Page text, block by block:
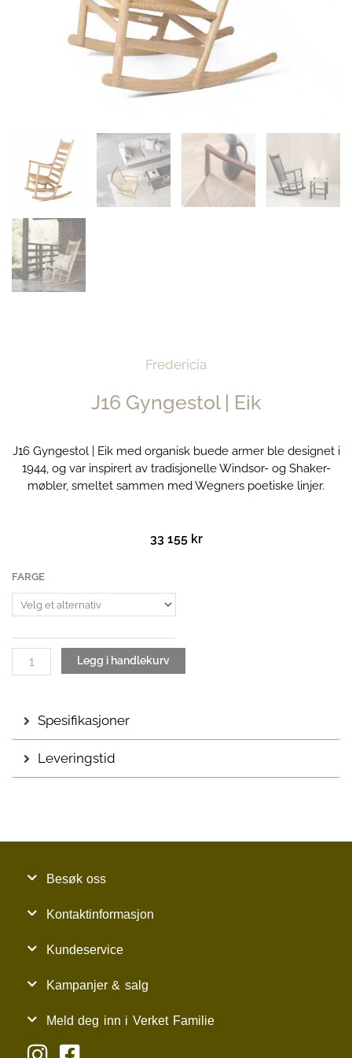
Fredericia
J16 Gyngestol | Eik
J16 Gyngestol | Eik med organisk buede armer ble designet i
1944, og var inspirert av tradisjonelle Windsor- og Shaker-
møbler, smeltet sammen med Wegners poetiske linjer.
33 155 kr
FARGE
J16
Gyngestol
Legg i handlekurv
Spesifikasjoner
Leveringstid
Besøk oss
Kontaktinformasjon
Kundeservice
Kampanjer & salg
Meld deg inn i Verket Familie